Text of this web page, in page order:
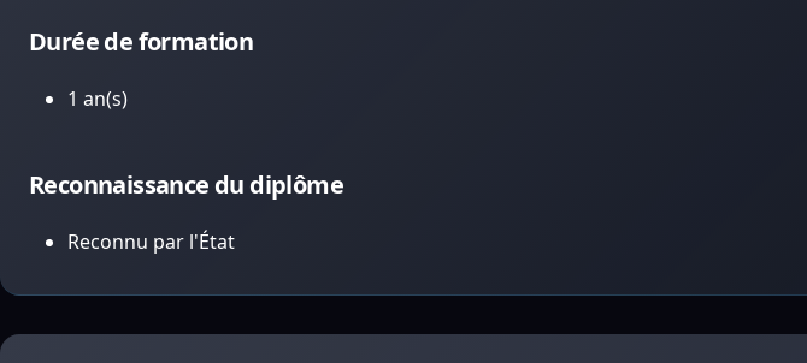
Durée de formation
1 an(s)
Reconnaissance du diplôme
Reconnu par l'État